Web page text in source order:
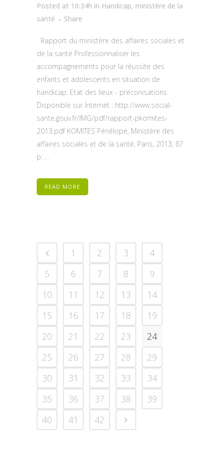
Posted at 16:34h in Handicap, ministère de la
santé
Share
Rapport du ministère des affaires sociales et
de la santé Professionnaliser les
accompagnements pour la réussite des
enfants et adolescents en situation de
handicap. Etat des lieux - préconisations
Disponible sur Internet : http://www.social-
sante.gouv.fr/IMG/pdf/rapport-pkomites-
2013.pdf KOMITES Pénélope, Ministère des
affaires sociales et de la santé, Paris, 2013, 87
p. ...
READ MORE
1 2 3
4
5
6 7 8
9
10
11 12 13
14
15
16 17 18
19
20
21 22 23
24
25
26 27 28
29
30
31 32 33
34
35
36 37 38
39
40
41 42